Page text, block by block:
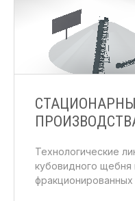
Технологические
кубовидного щебня
фракционированных